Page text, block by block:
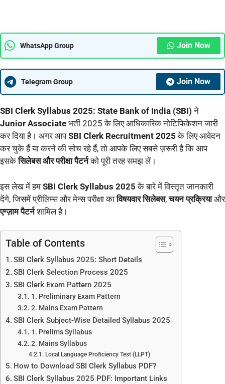
WhatsApp Group Join Now
Telegram Group Join Now
SBI Clerk Syllabus 2025: State Bank of India (SBI) ने
Junior Associate भर्ती 2025 के लिए आधिकारिक नोटिफिकेशन जारी
कर दिया है। अगर आपSBI Clerk Recruitment 2025 के लिए आवेदन
कर चुके हैं या करने की सोच रहे हैं, तो आपके लिए सबसे ज़रूरी है कि आप
इसकेसिलेबस और परीक्षा पैटर्नको पूरी तरह समझ लें।
इस लेख में हम SBI Clerk Syllabus 2025 के बारे में विस्तृत जानकारी
देंगे, जिसमें प्रीलिम्स और मेन्स परीक्षा काविषयवार सिलेबस,चयन प्रक्रियाऔर
एग्ज़ाम पैटर्नशामिल है।
Table of Contents
SBI Clerk Syllabus 2025: Short Details
SBI Clerk Selection Process 2025
SBI Clerk Exam Pattern 2025
1. Preliminary Exam Pattern
2. Mains Exam Pattern
SBI Clerk Subject-Wise Detailed Syllabus 2025
1. Prelims Syllabus
2. Mains Syllabus
Local Language Proficiency Test (LLPT)
How to Download SBI Clerk Syllabus PDF?
SBI Clerk Syllabus 2025 PDF: Important Links